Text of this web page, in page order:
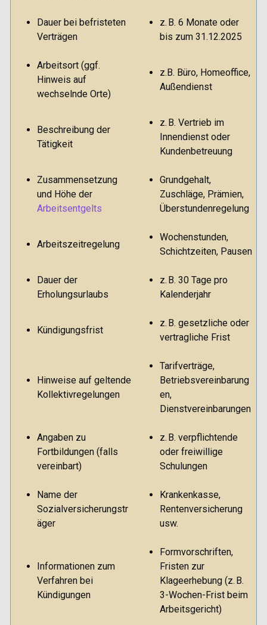
Dauer bei befristeten
Verträgen
z. B. 6 Monate oder
bis zum 31.12.2025
Arbeitsort (ggf.
Hinweis auf
wechselnde Orte)
z.B. Büro, Homeoffice,
Außendienst
Beschreibung der
Tätigkeit
z. B. Vertrieb im
Innendienst oder
Kundenbetreuung
Zusammensetzung
und Höhe der
Arbeitsentgelts
Grundgehalt,
Zuschläge, Prämien,
Überstundenregelung
Arbeitszeitregelung
Wochenstunden,
Schichtzeiten, Pausen
Dauer der
Erholungsurlaubs
z. B. 30 Tage pro
Kalenderjahr
Kündigungsfrist
z. B. gesetzliche oder
vertragliche Frist
Hinweise auf geltende
Kollektivregelungen
Tarifverträge,
Betriebsvereinbarung
en,
Dienstvereinbarungen
Angaben zu
Fortbildungen (falls
vereinbart)
z. B. verpflichtende
oder freiwillige
Schulungen
Name der
Sozialversicherungstr
äger
Krankenkasse,
Rentenversicherung
usw.
Informationen zum
Verfahren bei
Kündigungen
Formvorschriften,
Fristen zur
Klageerhebung (z. B.
3-Wochen-Frist beim
Arbeitsgericht)